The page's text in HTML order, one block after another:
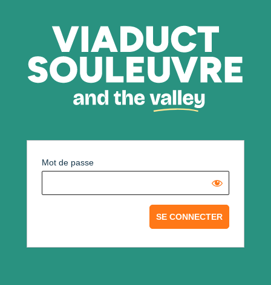
Mot de passe